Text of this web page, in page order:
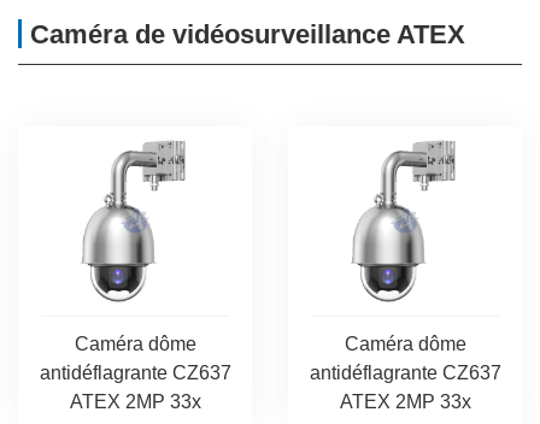
Caméra de vidéosurveillance ATEX
Caméra dôme
antidéflagrante CZ637
ATEX 2MP 33x
Caméra dôme
antidéflagrante CZ637
ATEX 2MP 33x